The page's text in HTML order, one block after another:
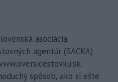
asociácia
agentúr (SACKA)
spôsob, ako si ešte